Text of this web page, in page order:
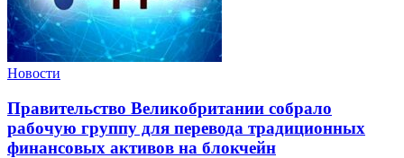
Новости
Правительство Великобритании собрало
рабочую группу для перевода традиционных
финансовых активов на блокчейн